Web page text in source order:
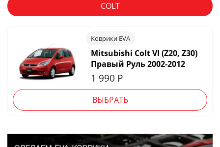
COLT
Коврики EVA
Mitsubishi Colt VI (Z20, Z30)
Правый Руль 2002-2012
1 990 Р
ВЫБРАТЬ